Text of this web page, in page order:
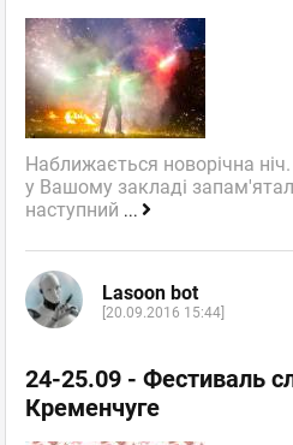
Наближається новорічна
у Вашому закладі
наступний ...
Lasoon bot
[20.09.2016 15:44]
24-25.09 - Фестиваль
Кременчуге